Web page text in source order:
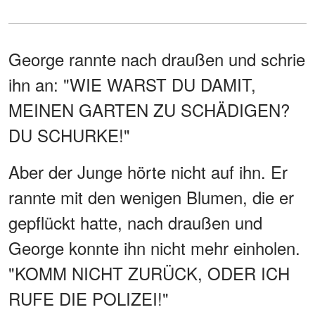
George rannte nach draußen und schrie
ihn an: "WIE WARST DU DAMIT,
MEINEN GARTEN ZU SCHÄDIGEN?
DU SCHURKE!"
Aber der Junge hörte nicht auf ihn. Er
rannte mit den wenigen Blumen, die er
gepflückt hatte, nach draußen und
George konnte ihn nicht mehr einholen.
"KOMM NICHT ZURÜCK, ODER ICH
RUFE DIE POLIZEI!"